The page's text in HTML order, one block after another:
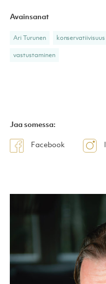
Jaa somessa:
Facebook
Avainsanat
Ari Turunen konservatiivisuus
vastustaminen